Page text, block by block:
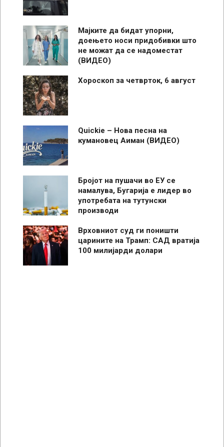
Мајките да бидат упорни,
доењето носи придобивки што
не можат да се надоместат
(ВИДЕО)
Хороскоп за четврток, 6 август
Quickie – Нова песна на
кумановец Аиман (ВИДЕО)
Бројот на пушачи во ЕУ се
намалува, Бугарија е лидер во
употребата на тутунски
производи
Врховниот суд ги поништи
царините на Трамп: САД вратија
100 милијарди долари